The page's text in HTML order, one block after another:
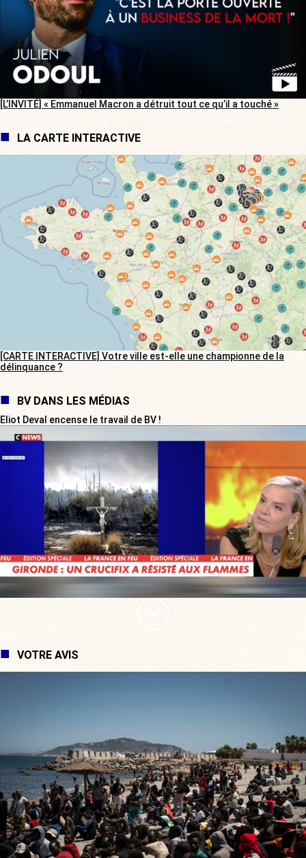
[L’INVITÉ] « Emmanuel Macron a détruit tout ce qu’il a touché »
LA CARTE INTERACTIVE
[CARTE INTERACTIVE] Votre ville est-elle une championne de la
délinquance ?
BV DANS LES MÉDIAS
Eliot Deval encense le travail de BV !
VOTRE AVIS